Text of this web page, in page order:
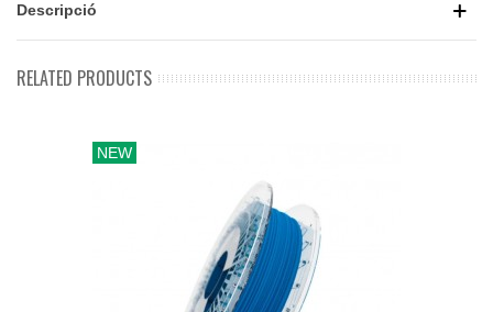
Descripció
RELATED PRODUCTS
NEW